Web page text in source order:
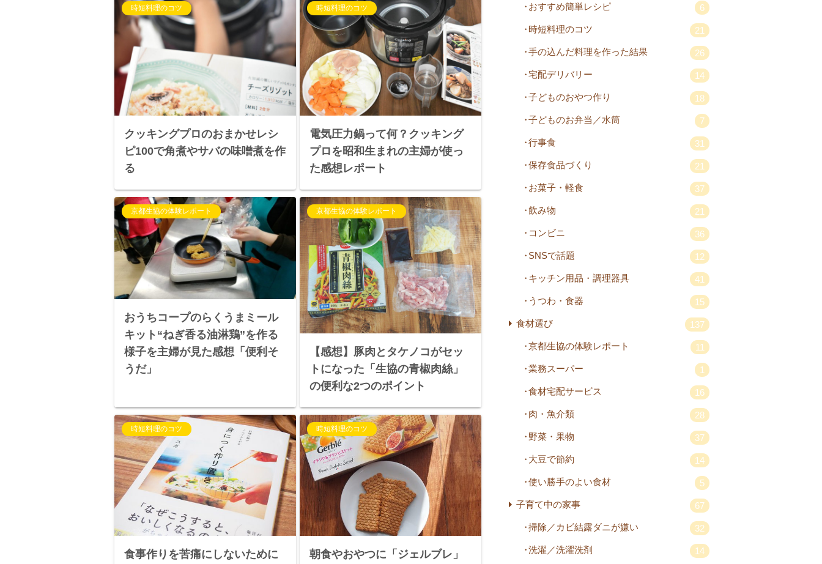
時短料理のコツ
クッキングプロのおまかせレシ
ピ100で角煮やサバの味噌煮を作
る
時短料理のコツ
電気圧力鍋って何？クッキング
プロを昭和生まれの主婦が使っ
た感想レポート
京都生協の体験レポート
おうちコープのらくうまミール
キット“ねぎ香る油淋鶏”を作る
様子を主婦が見た感想「便利そ
うだ」
京都生協の体験レポート
【感想】豚肉とタケノコがセッ
トになった「生協の青椒肉絲」
の便利な2つのポイント
時短料理のコツ
食事作りを苦痛にしないために
時短料理のコツ
朝食やおやつに「ジェルブレ」
おすすめ簡単レシピ 6
時短料理のコツ 21
手の込んだ料理を作った結果 26
宅配デリバリー 14
子どものおやつ作り 18
子どものお弁当／水筒 7
行事食 31
保存食品づくり 21
お菓子・軽食 37
飲み物 21
コンビニ 36
SNSで話題 12
キッチン用品・調理器具 41
うつわ・食器 15
食材選び 137
京都生協の体験レポート 11
業務スーパー 1
食材宅配サービス 16
肉・魚介類 28
野菜・果物 37
大豆で節約 14
使い勝手のよい食材 5
子育て中の家事 67
掃除／カビ結露ダニが嫌い 32
洗濯／洗濯洗剤 14